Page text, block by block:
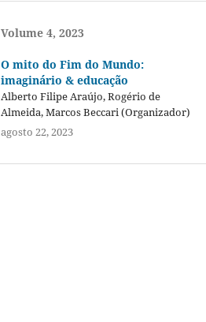
Volume 4, 2023
O mito do Fim do Mundo:
imaginário & educação
Alberto Filipe Araújo, Rogério de
Almeida, Marcos Beccari (Organizador)
agosto 22, 2023